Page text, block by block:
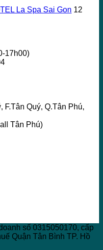
La Spa Sai Gon 12
17h00)
F.Tân Quý, Q.Tân Phú,
Tân Phú)
số 0315050170, cấp
Quận Tân Bình TP. Hồ